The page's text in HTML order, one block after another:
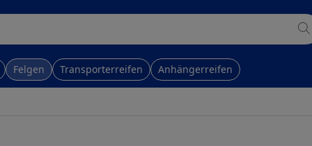
Felgen Transporterreifen Anhängerreifen